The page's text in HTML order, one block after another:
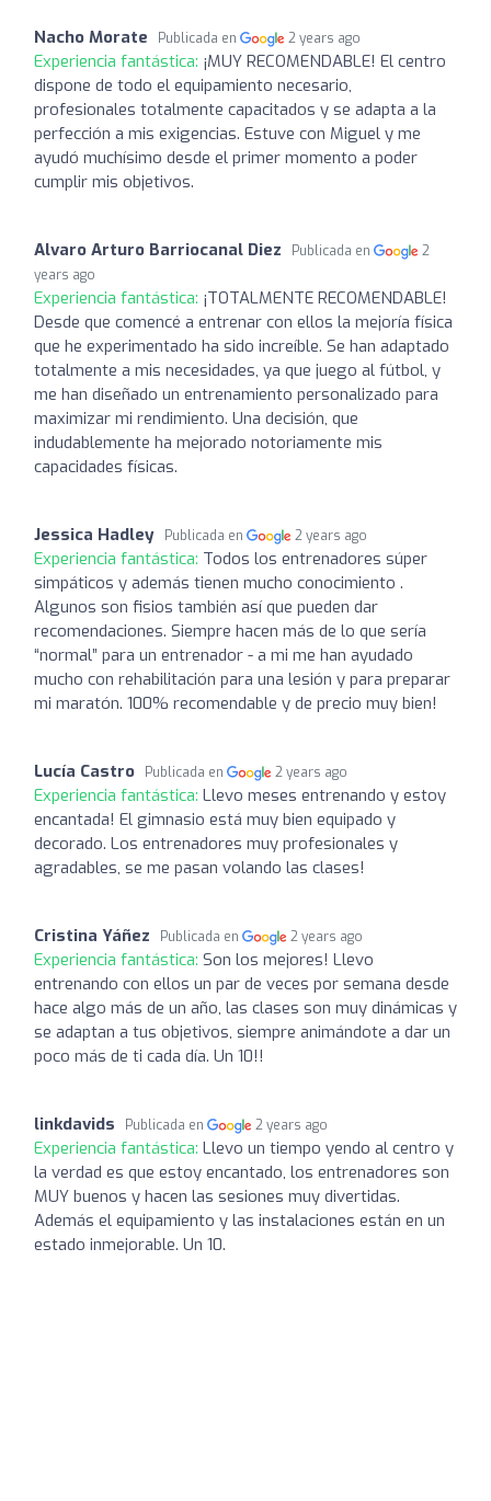
Nacho Morate Publicada en 2 years ago
Experiencia fantástica: ¡MUY RECOMENDABLE! El centro
dispone de todo el equipamiento necesario,
profesionales totalmente capacitados y se adapta a la
perfección a mis exigencias. Estuve con Miguel y me
ayudó muchísimo desde el primer momento a poder
cumplir mis objetivos.
Alvaro Arturo Barriocanal Diez Publicada en
2
years ago
Experiencia fantástica: ¡TOTALMENTE RECOMENDABLE!
Desde que comencé a entrenar con ellos la mejoría física
que he experimentado ha sido increíble. Se han adaptado
totalmente a mis necesidades, ya que juego al fútbol, y
me han diseñado un entrenamiento personalizado para
maximizar mi rendimiento. Una decisión, que
indudablemente ha mejorado notoriamente mis
capacidades físicas.
Jessica Hadley Publicada en 2 years ago
Experiencia fantástica: Todos los entrenadores súper
simpáticos y además tienen mucho conocimiento .
Algunos son fisios también así que pueden dar
recomendaciones. Siempre hacen más de lo que sería
“normal” para un entrenador - a mi me han ayudado
mucho con rehabilitación para una lesión y para preparar
mi maratón. 100% recomendable y de precio muy bien!
Lucía Castro Publicada en 2 years ago
Experiencia fantástica: Llevo meses entrenando y estoy
encantada! El gimnasio está muy bien equipado y
decorado. Los entrenadores muy profesionales y
agradables, se me pasan volando las clases!
Cristina Yáñez Publicada en 2 years ago
Experiencia fantástica: Son los mejores! Llevo
entrenando con ellos un par de veces por semana desde
hace algo más de un año, las clases son muy dinámicas y
se adaptan a tus objetivos, siempre animándote a dar un
poco más de ti cada día. Un 10!!
linkdavids Publicada en 2 years ago
Experiencia fantástica: Llevo un tiempo yendo al centro y
la verdad es que estoy encantado, los entrenadores son
MUY buenos y hacen las sesiones muy divertidas.
Además el equipamiento y las instalaciones están en un
estado inmejorable. Un 10.